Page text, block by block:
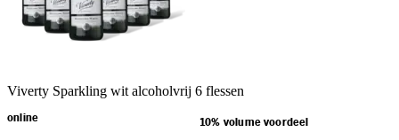
Viverty Sparkling wit alcoholvrij 6 flessen
online 10% volume voordeel